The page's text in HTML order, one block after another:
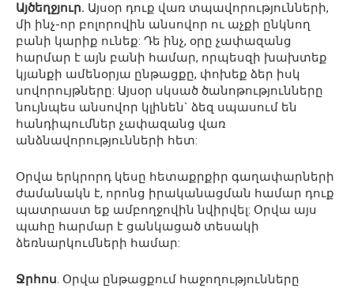
Այծեղջյուր. Այսօր դուք վառ տպավորությունների,
մի ինչ-որ բոլորովին անսովոր ու աչքի ընկնող
բանի կարիք ունեք: Դե ինչ, օրը չափազանց
հարմար է այն բանի համար, որպեսզի խախտեք
կյանքի ամենօրյա ընթացքը, փոխեք ձեր իսկ
սովորույթները: Այսօր սկսած ծանոթությունները
նույնպես անսովոր կլինեն` ձեզ սպասում են
հանդիպումներ չափազանց վառ
անձնավորությունների հետ:
Օրվա երկրորդ կեսը հետաքրքիր գաղափարների
ժամանակն է, որոնց իրականացման համար դուք
պատրաստ եք ամբողջովին նվիրվել: Օրվա այս
պահը հարմար է ցանկացած տեսակի
ձեռնարկումների համար:
Ջրհոս. Օրվա ընթացքում հաջողությունները